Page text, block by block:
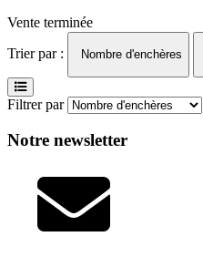
Vente terminée
Trier par :
Nombre d'enchères
Filtrer par
Notre newsletter